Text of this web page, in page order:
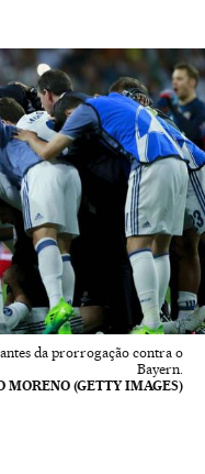
da prorrogação contra o
Bayern.
MORENO (GETTY IMAGES)